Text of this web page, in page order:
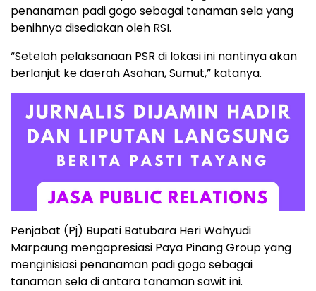
penanaman padi gogo sebagai tanaman sela yang
benihnya disediakan oleh RSI.
“Setelah pelaksanaan PSR di lokasi ini nantinya akan
berlanjut ke daerah Asahan, Sumut,” katanya.
Penjabat (Pj) Bupati Batubara Heri Wahyudi
Marpaung mengapresiasi Paya Pinang Group yang
menginisiasi penanaman padi gogo sebagai
tanaman sela di antara tanaman sawit ini.